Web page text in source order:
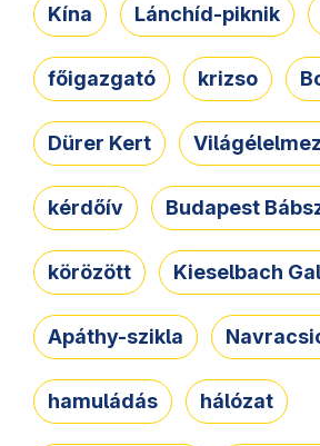
Kína Lánchíd-piknik
főigazgató krizso
Dürer Kert
kérdőív Budapest
körözött Kieselbach
Apáthy-szikla
hamuládás hálózat